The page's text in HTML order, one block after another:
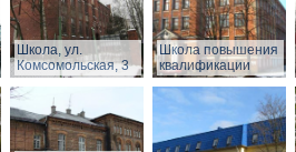
Школа, ул.
Комсомольская, 3
Школа повышения
квалификации